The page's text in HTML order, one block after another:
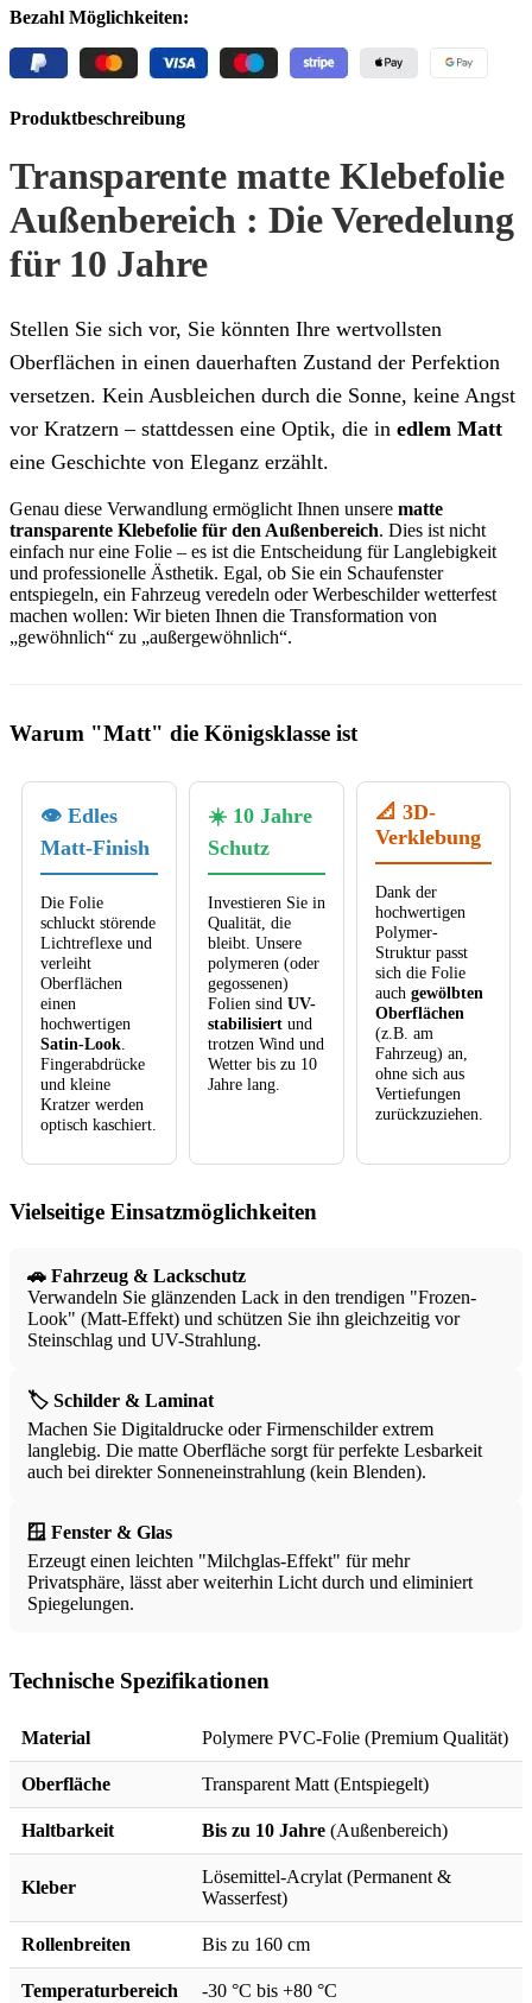
Bezahl Möglichkeiten:
Produktbeschreibung
Transparente matte Klebefolie
Außenbereich : Die Veredelung
für 10 Jahre
Stellen Sie sich vor, Sie könnten Ihre wertvollsten
Oberflächen in einen dauerhaften Zustand der Perfektion
versetzen. Kein Ausbleichen durch die Sonne, keine Angst
vor Kratzern – stattdessen eine Optik, die in edlem Matt
eine Geschichte von Eleganz erzählt.
Genau diese Verwandlung ermöglicht Ihnen unsere matte
transparente Klebefolie für den Außenbereich. Dies ist nicht
einfach nur eine Folie – es ist die Entscheidung für Langlebigkeit
und professionelle Ästhetik. Egal, ob Sie ein Schaufenster
entspiegeln, ein Fahrzeug veredeln oder Werbeschilder wetterfest
machen wollen: Wir bieten Ihnen die Transformation von
„gewöhnlich“ zu „außergewöhnlich“.
Warum "Matt" die Königsklasse ist
👁️ Edles
Matt-Finish
Die Folie
schluckt störende
Lichtreflexe und
verleiht
Oberflächen
einen
hochwertigen
Satin-Look
Fingerabdrücke
und kleine
Kratzer werden
optisch kaschiert.
☀️ 10 Jahre
Schutz
Investieren Sie in
Qualität, die
bleibt. Unsere
polymeren (oder
gegossenen)
Folien sind UV-
stabilisiert und
trotzen Wind und
Wetter bis zu 10
Jahre lang.
📐 3D-
Verklebung
Dank der
hochwertigen
Polymer-
Struktur passt
sich die Folie
auch gewölbten
Oberflächen
(z.B. am
Fahrzeug) an,
ohne sich aus
Vertiefungen
zurückzuziehen.
Vielseitige Einsatzmöglichkeiten
🚗 Fahrzeug & Lackschutz
Verwandeln Sie glänzenden Lack in den trendigen "Frozen-
Look" (Matt-Effekt) und schützen Sie ihn gleichzeitig vor
Steinschlag und UV-Strahlung.
🏷️ Schilder & Laminat
Machen Sie Digitaldrucke oder Firmenschilder extrem
langlebig. Die matte Oberfläche sorgt für perfekte Lesbarkeit
auch bei direkter Sonneneinstrahlung (kein Blenden).
🪟 Fenster & Glas
Erzeugt einen leichten "Milchglas-Effekt" für mehr
Privatsphäre, lässt aber weiterhin Licht durch und eliminiert
Spiegelungen.
Technische Spezifikationen
Material Polymere PVC-Folie (Premium Qualität)
Oberfläche Transparent Matt (Entspiegelt)
Haltbarkeit Bis zu 10 Jahre (Außenbereich)
Kleber
Lösemittel-Acrylat (Permanent &
Wasserfest)
Rollenbreiten Bis zu 160 cm
Temperaturbereich -30 °C bis +80 °C